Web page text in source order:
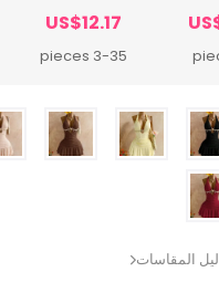
US$12.17
3-35 pieces
المقاسات